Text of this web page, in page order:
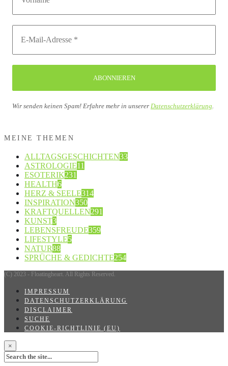
Wir senden keinen Spam! Erfahre mehr in unserer Datenschutzerklärung
MEINE THEMEN
ALLTAGSGESCHICHTEN33
ASTROLOGIE11
ESOTERIK231
HEALTH6
HERZ & SEELE314
INSPIRATION350
KRAFTQUELLEN291
KUNST3
LEBENSFREUDE359
LIFESTYLE5
NATUR88
SPRÜCHE & GEDICHTE254
(C) 2023 - Floatingheart. All Rights Reserved.
IMPRESSUM
DATENSCHUTZERKLÄRUNG
DISCLAIMER
SUCHE
COOKIE-RICHTLINIE (EU)
×